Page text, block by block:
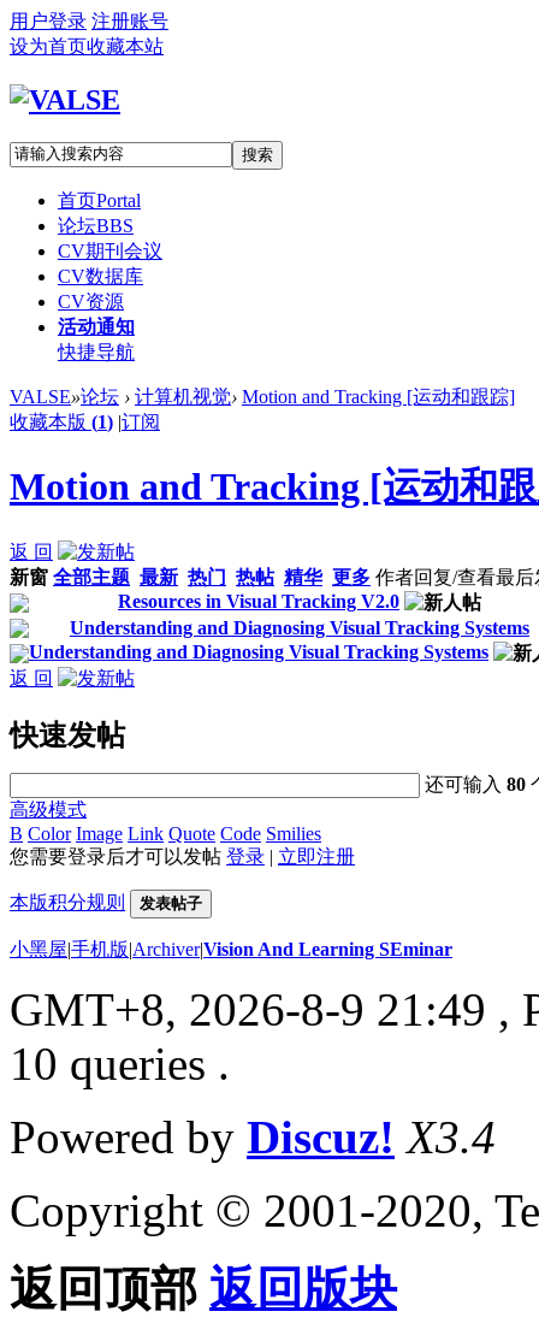
用户登录 注册账号
设为首页收藏本站
搜索
首页Portal
论坛BBS
CV期刊会议
CV数据库
CV资源
活动通知
快捷导航
VALSE»论坛 › 计算机视觉› Motion and Tracking [运动和跟踪]
收藏本版 (1) |订阅
Motion and Tracking [运动和
返 回
新窗 全部主题 最新 热门 热帖 精华 更多 作者回复/查看最后
Resources in Visual Tracking V2.0
Understanding and Diagnosing Visual Tracking Systems
Understanding and Diagnosing Visual Tracking Systems
返 回
快速发帖
还可输入80
高级模式
B Color Image Link Quote Code Smilies
您需要登录后才可以发帖 登录 | 立即注册
本版积分规则 发表帖子
小黑屋|手机版|Archiver|Vision And Learning SEminar
GMT+8, 2026-8-9 21:49 ,
10 queries .
Powered by Discuz! X3.4
Copyright © 2001-2020,
返回顶部 返回版块